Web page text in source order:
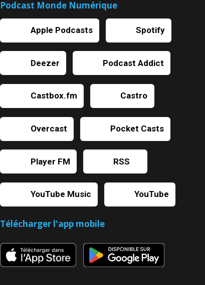
Podcast Monde Numérique
Apple Podcasts Spotify
Deezer Podcast Addict
Castbox.fm Castro
Overcast Pocket Casts
Player FM RSS
YouTube Music YouTube
Télécharger l'app mobile